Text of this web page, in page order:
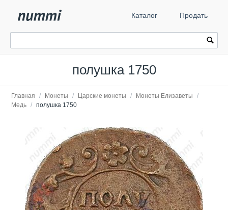
Каталог Продать
полушка 1750
Главная / Монеты / Царские монеты / Монеты Елизаветы
/
Медь / полушка 1750